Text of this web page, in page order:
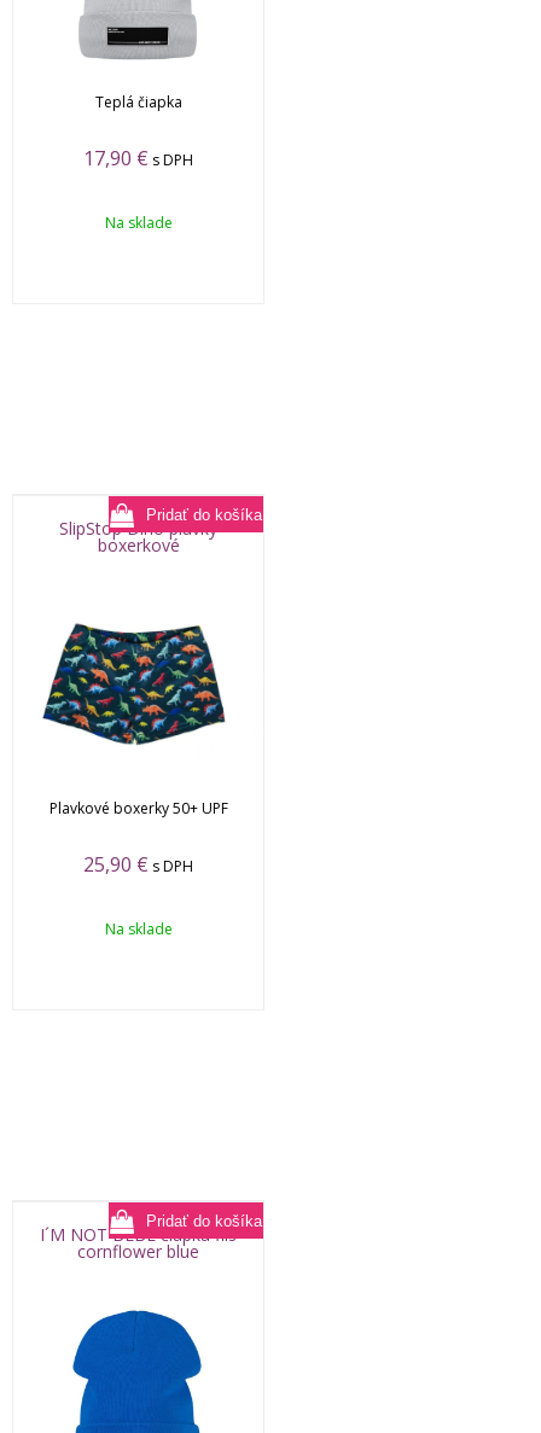
Teplá čiapka
17,90 € s DPH
Na sklade
SlipStop Dino plavky
boxerkové
Plavkové boxerky 50+ UPF
25,90 € s DPH
Na sklade
I´M NOT BEBE čiapka flis
cornflower blue